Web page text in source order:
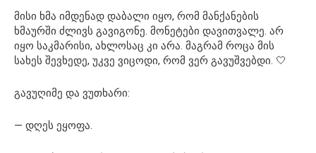
მისი ხმა იმდენად დაბალი იყო, რომ მანქანების
ხმაურში ძლივს გავიგონე. მონეტები დავითვალე. არ
იყო საკმარისი, ახლოსაც კი არა. მაგრამ როცა მის
სახეს შევხედე, უკვე ვიცოდი, რომ ვერ გავუშვებდი. 🤍
გავუღიმე და ვუთხარი:
— დღეს ეყოფა.